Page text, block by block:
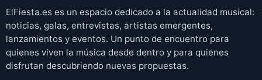
ElFiesta.es es un espacio dedicado a la actualidad musical:
noticias, galas, entrevistas, artistas emergentes,
lanzamientos y eventos. Un punto de encuentro para
quienes viven la música desde dentro y para quienes
disfrutan descubriendo nuevas propuestas.